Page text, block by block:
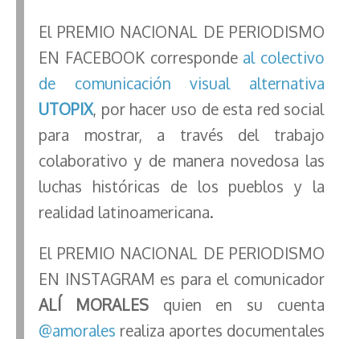
El PREMIO NACIONAL DE PERIODISMO
EN FACEBOOK corresponde al colectivo
de comunicación visual alternativa
UTOPIX, por hacer uso de esta red social
para mostrar, a través del trabajo
colaborativo y de manera novedosa las
luchas históricas de los pueblos y la
realidad latinoamericana.
El PREMIO NACIONAL DE PERIODISMO
EN INSTAGRAM es para el comunicador
ALÍ MORALESquien en su cuenta
@amorales realiza aportes documentales